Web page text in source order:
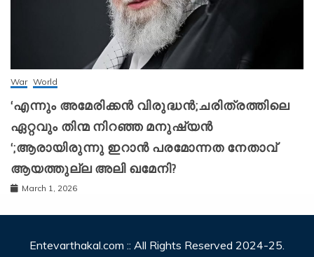
War World
‘എന്നും അമേരിക്കന്‍ വിരുദ്ധന്‍;ചരിത്രത്തിലെ
ഏറ്റവും തിന്മ നിറഞ്ഞ മനുഷ്യന്‍
‘;ആരായിരുന്നു ഇറാന്‍ പരമോന്നത നേതാവ്
ആയത്തുല്ല അലി ഖമേനി?
March 1, 2026
Entevarthakal.com :: All Rights Reserved 2024-25.